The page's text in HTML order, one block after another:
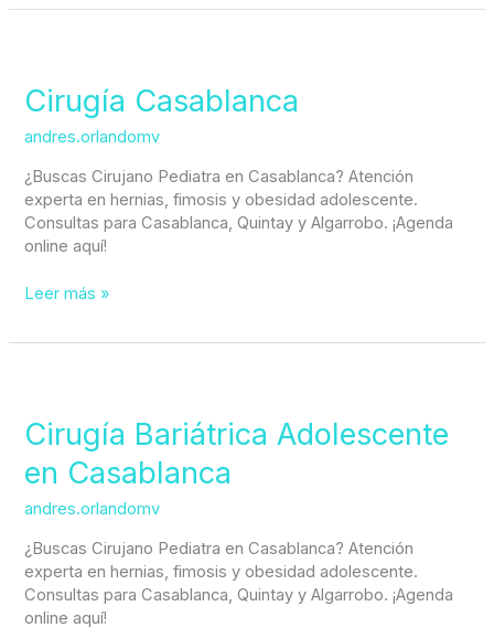
Cirugía Casablanca
andres.orlandomv
¿Buscas Cirujano Pediatra en Casablanca? Atención
experta en hernias, fimosis y obesidad adolescente.
Consultas para Casablanca, Quintay y Algarrobo. ¡Agenda
online aquí!
Leer más »
Cirugía Bariátrica Adolescente
en Casablanca
andres.orlandomv
¿Buscas Cirujano Pediatra en Casablanca? Atención
experta en hernias, fimosis y obesidad adolescente.
Consultas para Casablanca, Quintay y Algarrobo. ¡Agenda
online aquí!
Adolescente
en
Casablanca